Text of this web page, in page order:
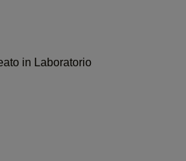
in Laboratorio